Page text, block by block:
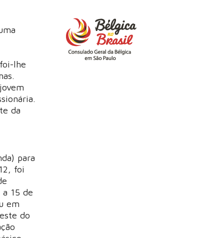
lhe
da
para
foi
15 de
em
do